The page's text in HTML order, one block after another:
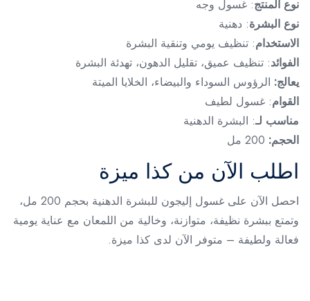
نوع المنتج: غسول وجه
نوع البشرة: دهنية
الاستخدام: تنظيف يومي وتنقية البشرة
الفوائد: تنظيف عميق، تقليل الدهون، تهدئة البشرة
يعالج: الرؤوس السوداء والبيضاء، الخلايا الميتة
القوام: غسول لطيف
مناسب لـ: البشرة الدهنية
الحجم: 200 مل
اطلب الآن من كذا ميزة
احصل الآن على غسول إليجون للبشرة الدهنية بحجم 200 مل،
وتمتع ببشرة نظيفة، متوازنة، وخالية من اللمعان مع عناية يومية
فعالة ولطيفة – متوفر الآن لدى كذا ميزة.